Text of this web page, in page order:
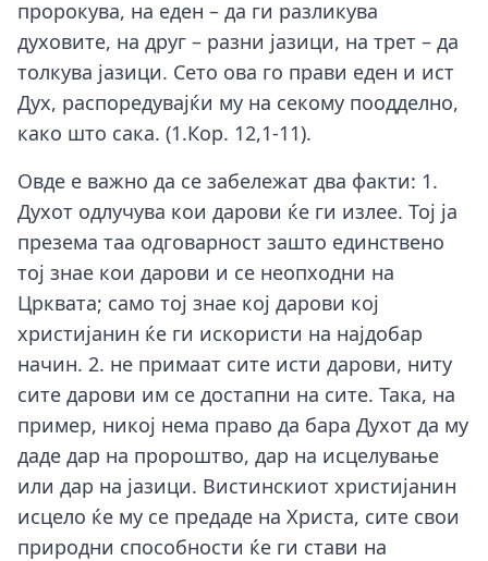
пророкува, на еден – да ги разликува
духовите, на друг – разни јазици, на трет – да
толкува јазици. Сето ова го прави еден и ист
Дух, распоредувајќи му на секому поодделно,
како што сака. (1.Кор. 12,1-11).
Овде е важно да се забележат два факти: 1.
Духот одлучува кои дарови ќе ги излее. Тој ја
презема таа одговарност зашто единствено
тој знае кои дарови и се неопходни на
Црквата; само тој знае кој дарови кој
христијанин ќе ги искористи на најдобар
начин. 2. не примаат сите исти дарови, ниту
сите дарови им се достапни на сите. Така, на
пример, никој нема право да бара Духот да му
даде дар на пророштво, дар на исцелување
или дар на јазици. Вистинскиот христијанин
исцело ќе му се предаде на Христа, сите свои
природни способности ќе ги стави на